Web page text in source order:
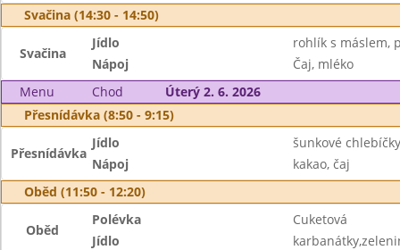
Svačina (14:30 - 14:50)
Svačina
Jídlo
rohlík s máslem,
Nápoj
Čaj, mléko
Menu
Chod
Úterý 2. 6. 2026
Přesnídávka (8:50 - 9:15)
Přesnídávka
Jídlo
šunkové
Nápoj
kakao, čaj
Oběd (11:50 - 12:20)
Oběd
Polévka
Cuketová
Jídlo